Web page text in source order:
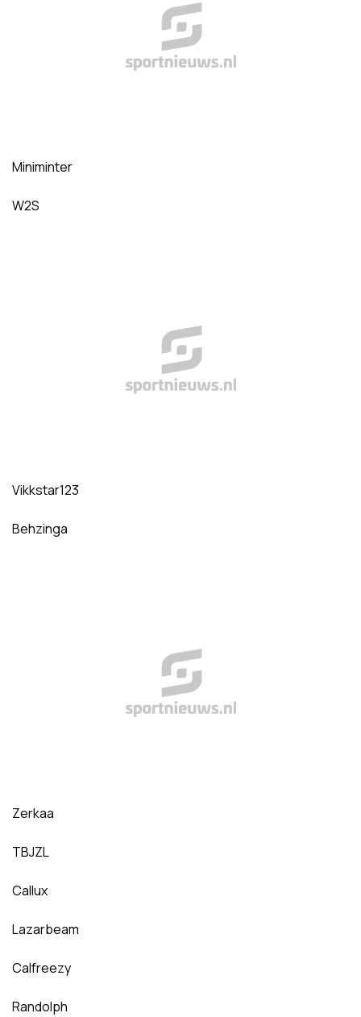
Miniminter
W2S
Vikkstar123
Behzinga
Zerkaa
TBJZL
Callux
Lazarbeam
Calfreezy
Randolph